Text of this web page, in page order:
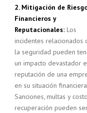
2. Mitigación de
Financieros y
Reputacionales: Los
incidentes relacionados
la seguridad pueden
un impacto devastador
reputación de una
en su situación
Sanciones, multas y
recuperación pueden